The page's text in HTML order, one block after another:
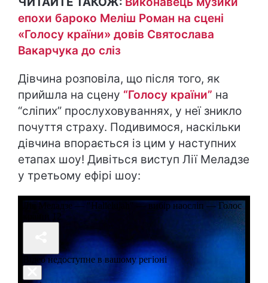
епохи бароко Меліш Роман на сцені
«Голосу країни» довів Святослава
Вакарчука до сліз
Дівчина розповіла, що після того, як
прийшла на сцену “Голосу країни” на
“сліпих” прослуховуваннях, у неї зникло
почуття страху. Подивимося, наскільки
дівчина впорається із цим у наступних
етапах шоу! Дивіться виступ Лії Меладзе
у третьому ефірі шоу: